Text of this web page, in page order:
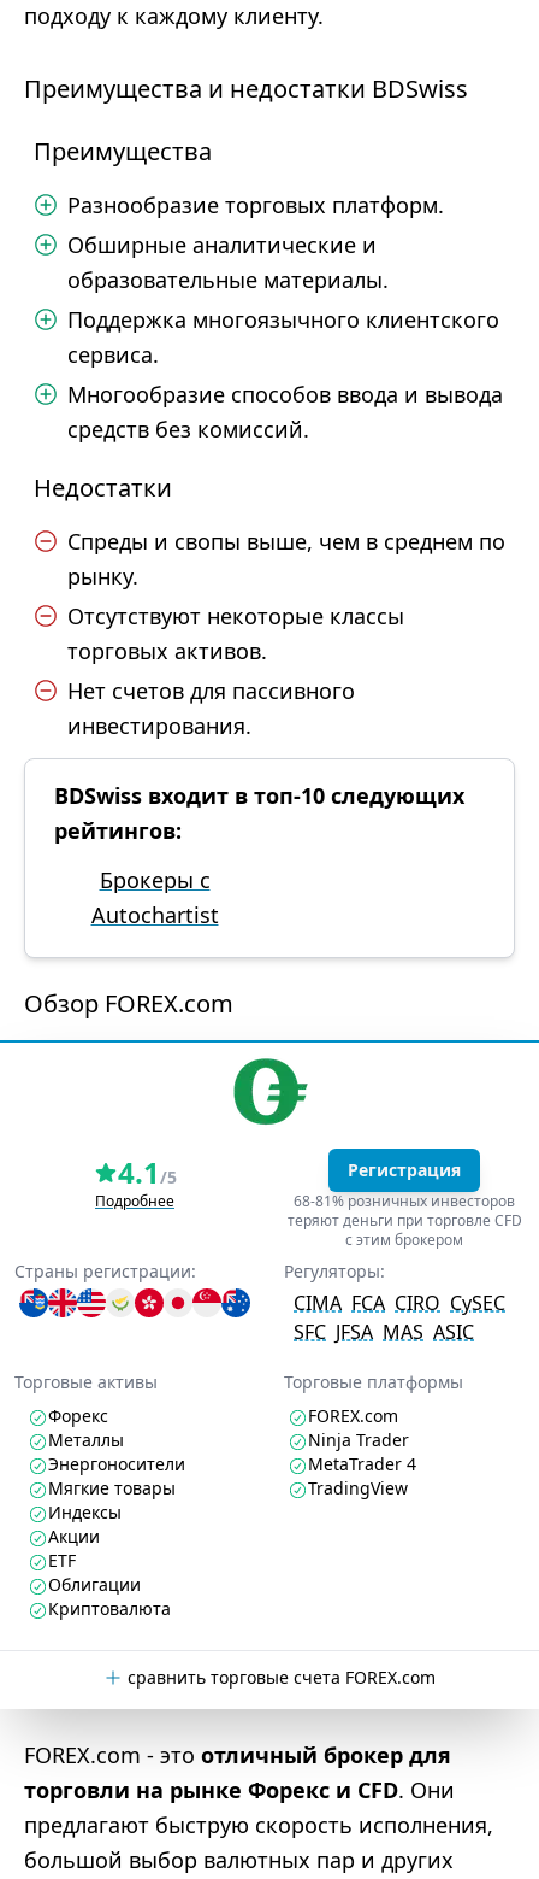
подходу к каждому клиенту.
Преимущества и недостатки BDSwiss
Преимущества
Разнообразие торговых платформ.
Обширные аналитические и
образовательные материалы.
Поддержка многоязычного клиентского
сервиса.
Многообразие способов ввода и вывода
средств без комиссий.
Недостатки
Спреды и свопы выше, чем в среднем по
рынку.
Отсутствуют некоторые классы
торговых активов.
Нет счетов для пассивного
инвестирования.
BDSwiss входит в топ-10 следующих
рейтингов:
Брокеры с
Autochartist
Обзор FOREX.com
4.1 /5
Подробнее
Регистрация
68-81% розничных инвесторов
теряют деньги при торговле CFD
с этим брокером
Страны регистрации: Регуляторы:
CIMA FCA CIRO CySEC
SFC JFSA MAS ASIC
Торговые активы
Форекс
Металлы
Энергоносители
Мягкие товары
Индексы
Акции
ETF
Облигации
Криптовалюта
Торговые платформы
FOREX.com
Ninja Trader
MetaTrader 4
TradingView
сравнить торговые счета FOREX.com
FOREX.com - это отличный брокер для
торговли на рынке Форекс и CFD. Они
предлагают быструю скорость исполнения,
большой выбор валютных пар и других